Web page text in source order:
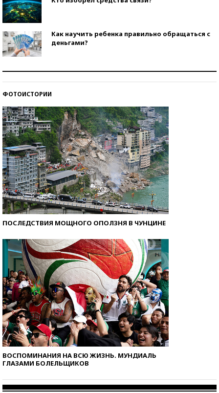
Как научить ребенка правильно обращаться с
деньгами?
ФОТОИСТОРИИ
ПОСЛЕДСТВИЯ МОЩНОГО ОПОЛЗНЯ В ЧУНЦИНЕ
ВОСПОМИНАНИЯ НА ВСЮ ЖИЗНЬ. МУНДИАЛЬ
ГЛАЗАМИ БОЛЕЛЬЩИКОВ